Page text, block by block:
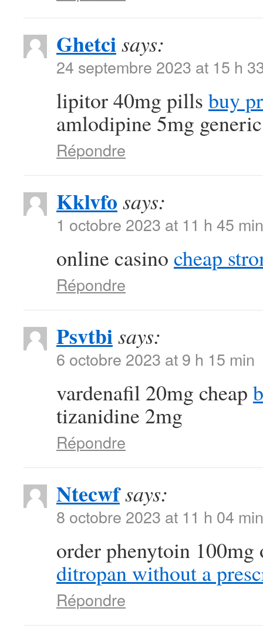
Ghetcisays:
24 septembre 2023 at 15 h
lipitor 40mg pills buy
amlodipine 5mg generic
Répondre
Kklvfo says:
1 octobre 2023 at 11 h 45 min
online casino cheap
Répondre
Psvtbisays:
6 octobre 2023 at 9 h 15 min
vardenafil 20mg cheap
tizanidine 2mg
Répondre
Ntecwfsays:
8 octobre 2023 at 11 h 04 min
order phenytoin
ditropan without a
Répondre